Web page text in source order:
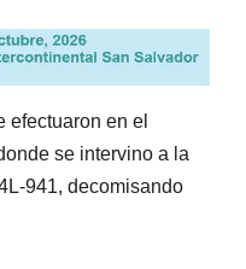
efectuaron en el
se intervino a la
941, decomisando